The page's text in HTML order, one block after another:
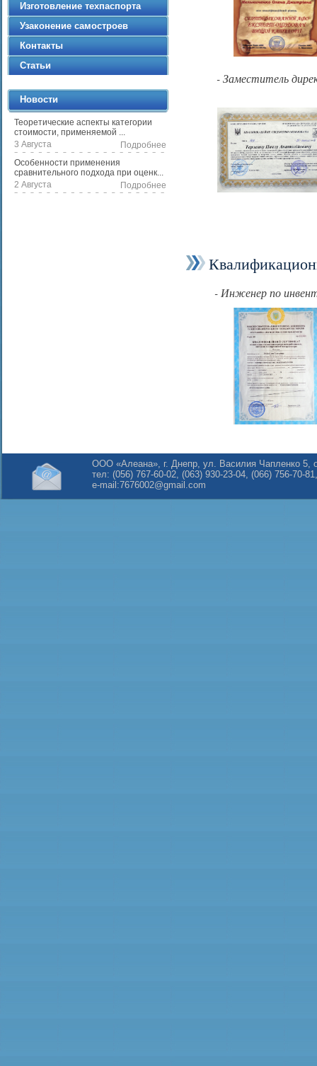
Изготовление техпаспорта
Узаконение самостроев
Контакты
Статьи
Новости
Теоретические аспекты категории
стоимости, применяемой ...
Подробнее
3 Августа
Особенности применения
сравнительного подхода при оценк...
Подробнее
2 Августа
- Заместитель
- Инженер по
ООО «Алеана», г. Днепр, ул. Василия Чапленко 5,
тел: (056) 767-60-02, (063) 930-23-04, (066) 756-70-
e-mail:7676002@gmail.com